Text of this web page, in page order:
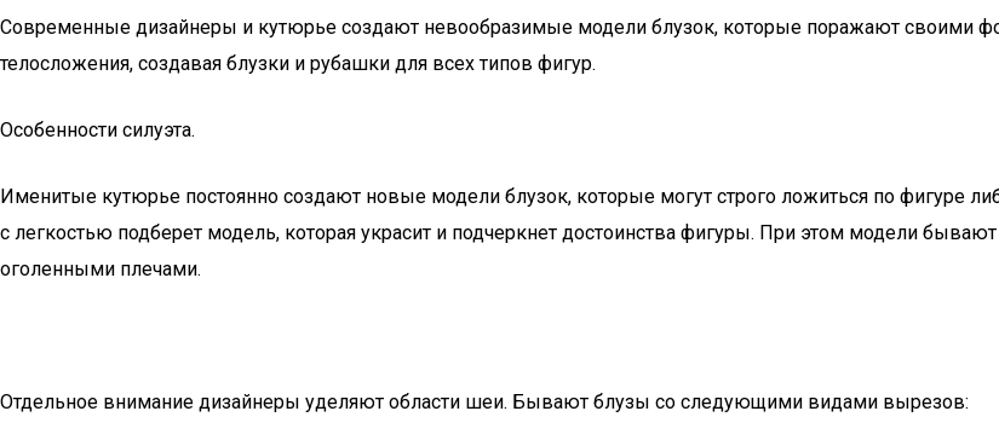
Современные дизайнеры и кутюрье создают невообразимые модели блузок, которые поражают своими
телосложения, создавая блузки и рубашки для всех типов фигур.
Особенности силуэта. ​
Именитые кутюрье постоянно создают новые модели блузок, которые могут строго ложиться по фигуре
с легкостью подберет модель, которая украсит и подчеркнет достоинства фигуры. При этом модели
оголенными плечами.
Отдельное внимание дизайнеры уделяют области шеи. Бывают блузы со следующими видами вырезов: